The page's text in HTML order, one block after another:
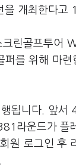
개최한다고
린골프투어
를 위해 마
됩니다. 앞서
라운드가 플
원 로그인 후